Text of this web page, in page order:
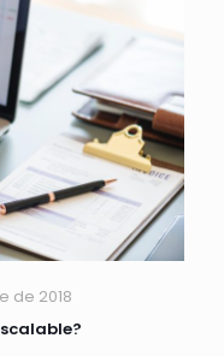
de 2018